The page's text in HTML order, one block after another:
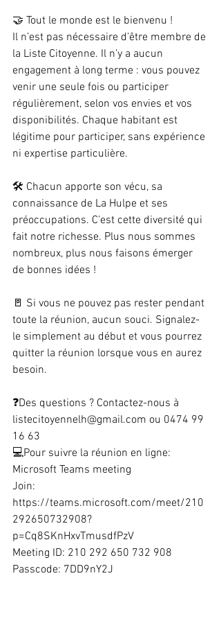
🤝 Tout le monde est le bienvenu !
Il n’est pas nécessaire d’être membre de
la Liste Citoyenne. Il n’y a aucun
engagement à long terme : vous pouvez
venir une seule fois ou participer
régulièrement, selon vos envies et vos
disponibilités. Chaque habitant est
légitime pour participer, sans expérience
ni expertise particulière.
🛠️ Chacun apporte son vécu, sa
connaissance de La Hulpe et ses
préoccupations. C’est cette diversité qui
fait notre richesse. Plus nous sommes
nombreux, plus nous faisons émerger
de bonnes idées !
🚪 Si vous ne pouvez pas rester pendant
toute la réunion, aucun souci. Signalez-
le simplement au début et vous pourrez
quitter la réunion lorsque vous en aurez
besoin.
❓Des questions ? Contactez-nous à
listecitoyennelh@gmail.com ou 0474 99
16 63
💻Pour suivre la réunion en ligne:
Microsoft Teams meeting
Join:
https://teams.microsoft.com/meet/210
292650732908?
p=Cq8SKnHxvTmusdfPzV
Meeting ID: 210 292 650 732 908
Passcode: 7DD9nY2J